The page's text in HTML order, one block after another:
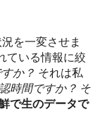
を一変させま
ている情報に絞
か？ それは私
時間ですか？ そ
で生のデータで